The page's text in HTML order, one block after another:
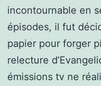
incontournable en
épisodes, il fut
papier pour forger
relecture
émissions tv ne